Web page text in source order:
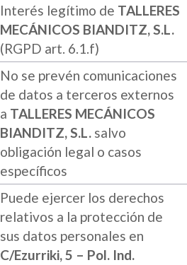
Interés legítimo de TALLERES
MECÁNICOS BIANDITZ, S.L.
(RGPD art. 6.1.f)
No se prevén comunicaciones
de datos a terceros externos
a TALLERES MECÁNICOS
BIANDITZ, S.L. salvo
obligación legal o casos
específicos
Puede ejercer los derechos
relativos a la protección de
sus datos personales en
C/Ezurriki, 5 – Pol. Ind.